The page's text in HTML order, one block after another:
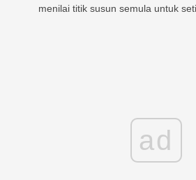
menilai titik susun semula untuk
ad